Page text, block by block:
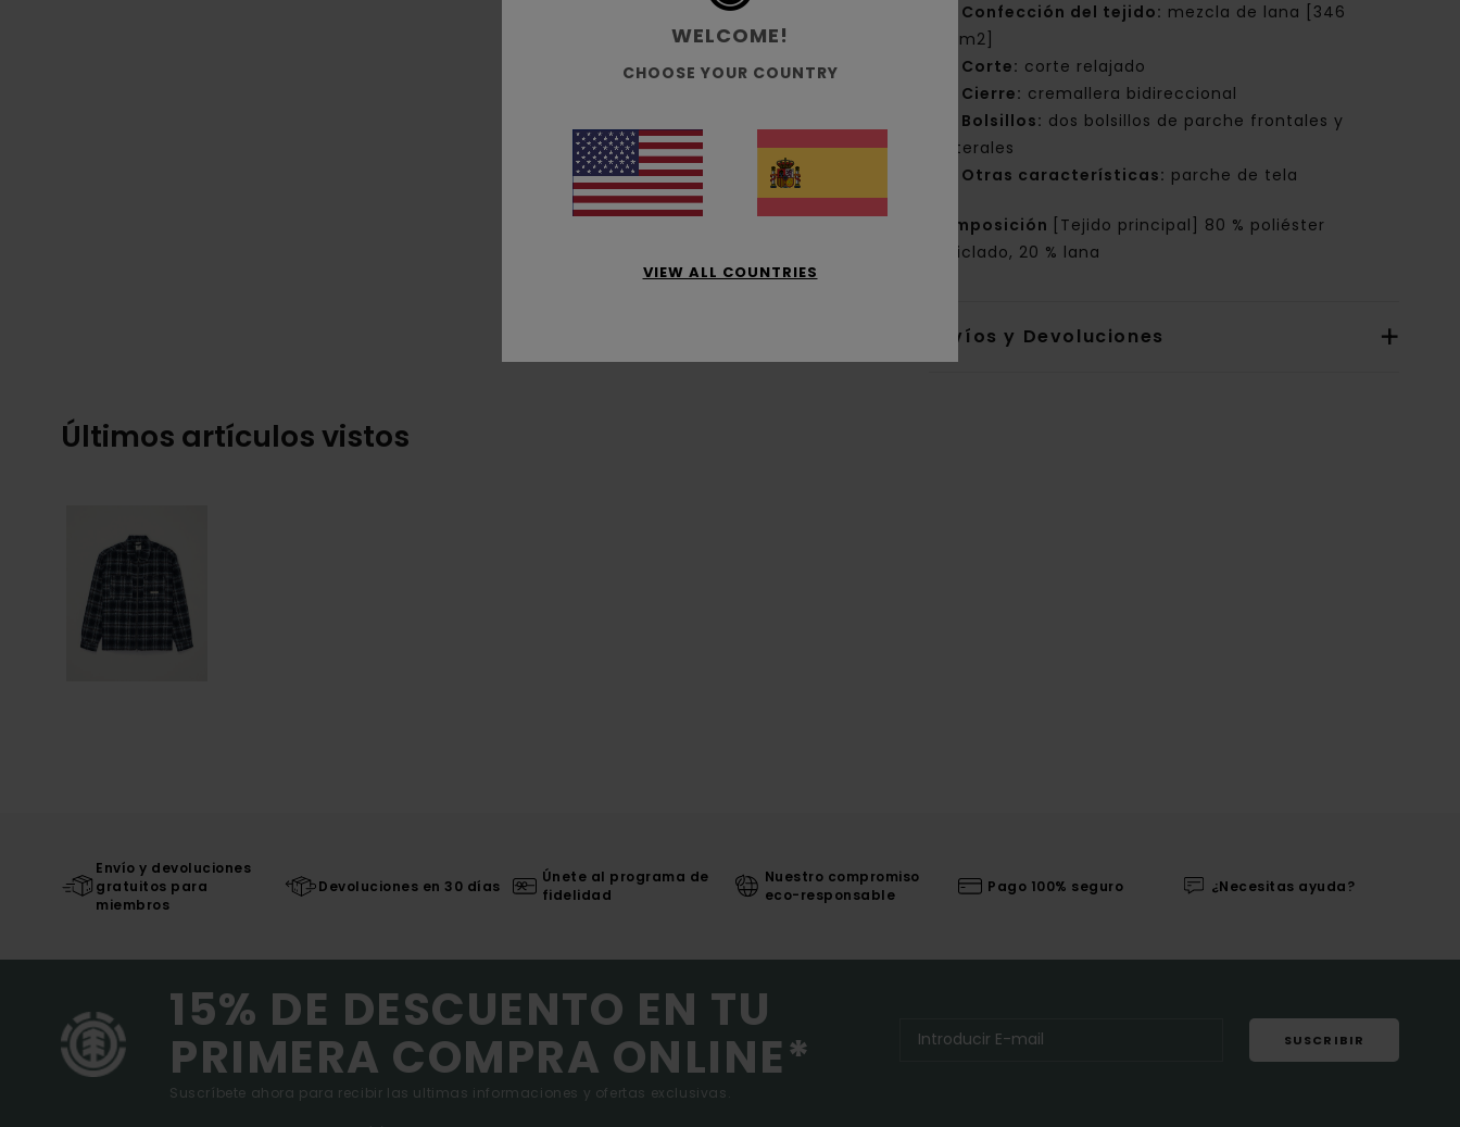
Confección del tejido: mezcla de lana [346
g/m2]
Corte: corte relajado
Cierre: cremallera bidireccional
Bolsillos: dos bolsillos de parche frontales y
laterales
Otras características: parche de tela
Composición
[Tejido principal] 80 % poliéster
reciclado, 20 % lana
Envíos y Devoluciones
Últimos artículos vistos
Envío y devoluciones
gratuitos para
miembros
Devoluciones en 30 días
Únete al programa de
fidelidad
Nuestro compromiso
eco-responsable
Pago 100% seguro ¿Necesitas ayuda?
15% DE DESCUENTO EN TU
PRIMERA COMPRA ONLINE*
Suscríbete ahora para recibir las ultimas informaciones y ofertas exclusivas.
SUSCRIBIR
WELCOME!
CHOOSE YOUR COUNTRY
VIEW ALL COUNTRIES